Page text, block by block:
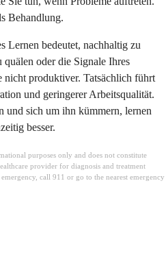
Behandlung.
Lernen bedeutet, nachhaltig zu
oder die Signale Ihres
nicht produktiver. Tatsächlich führt
und geringerer Arbeitsqualität.
und sich um ihn kümmern, lernen
besser.
purposes only and does not constitute
provider for diagnosis and treatment
call 911 or go to the nearest emergency